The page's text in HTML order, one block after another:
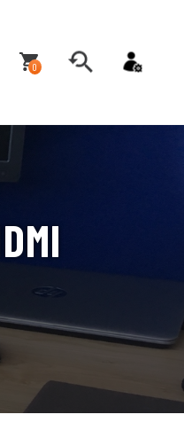
0